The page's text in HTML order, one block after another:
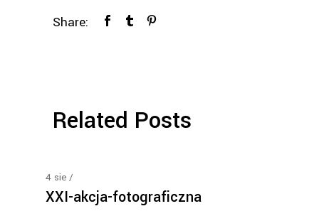
Share:
Related Posts
4 sie
XXI-akcja-fotograficzna